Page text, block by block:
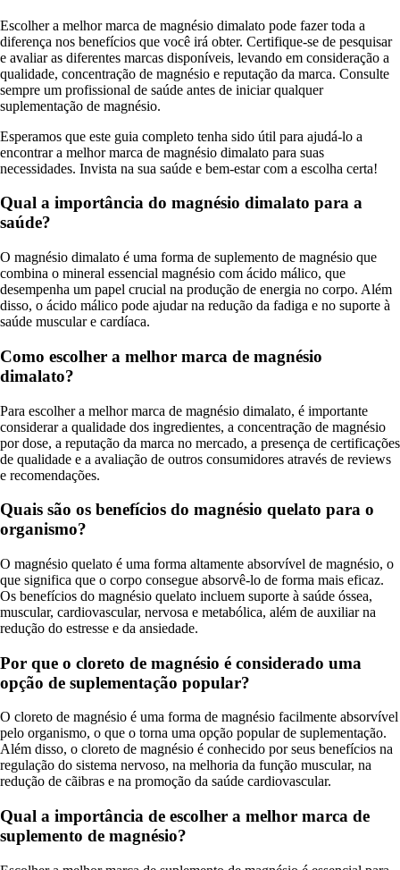
Escolher a melhor marca de magnésio dimalato pode fazer toda a
diferença nos benefícios que você irá obter. Certifique-se de pesquisar
e avaliar as diferentes marcas disponíveis, levando em consideração a
qualidade, concentração de magnésio e reputação da marca. Consulte
sempre um profissional de saúde antes de iniciar qualquer
suplementação de magnésio.
Esperamos que este guia completo tenha sido útil para ajudá-lo a
encontrar a melhor marca de magnésio dimalato para suas
necessidades. Invista na sua saúde e bem-estar com a escolha certa!
Qual a importância do magnésio dimalato para a
saúde?
O magnésio dimalato é uma forma de suplemento de magnésio que
combina o mineral essencial magnésio com ácido málico, que
desempenha um papel crucial na produção de energia no corpo. Além
disso, o ácido málico pode ajudar na redução da fadiga e no suporte à
saúde muscular e cardíaca.
Como escolher a melhor marca de magnésio
dimalato?
Para escolher a melhor marca de magnésio dimalato, é importante
considerar a qualidade dos ingredientes, a concentração de magnésio
por dose, a reputação da marca no mercado, a presença de certificações
de qualidade e a avaliação de outros consumidores através de reviews
e recomendações.
Quais são os benefícios do magnésio quelato para o
organismo?
O magnésio quelato é uma forma altamente absorvível de magnésio, o
que significa que o corpo consegue absorvê-lo de forma mais eficaz.
Os benefícios do magnésio quelato incluem suporte à saúde óssea,
muscular, cardiovascular, nervosa e metabólica, além de auxiliar na
redução do estresse e da ansiedade.
Por que o cloreto de magnésio é considerado uma
opção de suplementação popular?
O cloreto de magnésio é uma forma de magnésio facilmente absorvível
pelo organismo, o que o torna uma opção popular de suplementação.
Além disso, o cloreto de magnésio é conhecido por seus benefícios na
regulação do sistema nervoso, na melhoria da função muscular, na
redução de cãibras e na promoção da saúde cardiovascular.
Qual a importância de escolher a melhor marca de
suplemento de magnésio?